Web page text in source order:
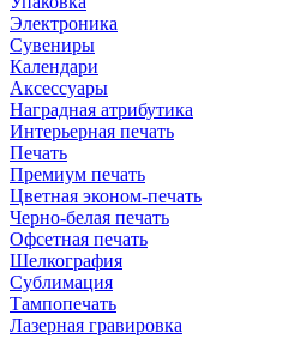
Электроника
Сувениры
Календари
Аксессуары
Наградная атрибутика
Интерьерная печать
Печать
Премиум печать
Цветная эконом-печать
Черно-белая печать
Офсетная печать
Шелкография
Сублимация
Тампопечать
Лазерная гравировка